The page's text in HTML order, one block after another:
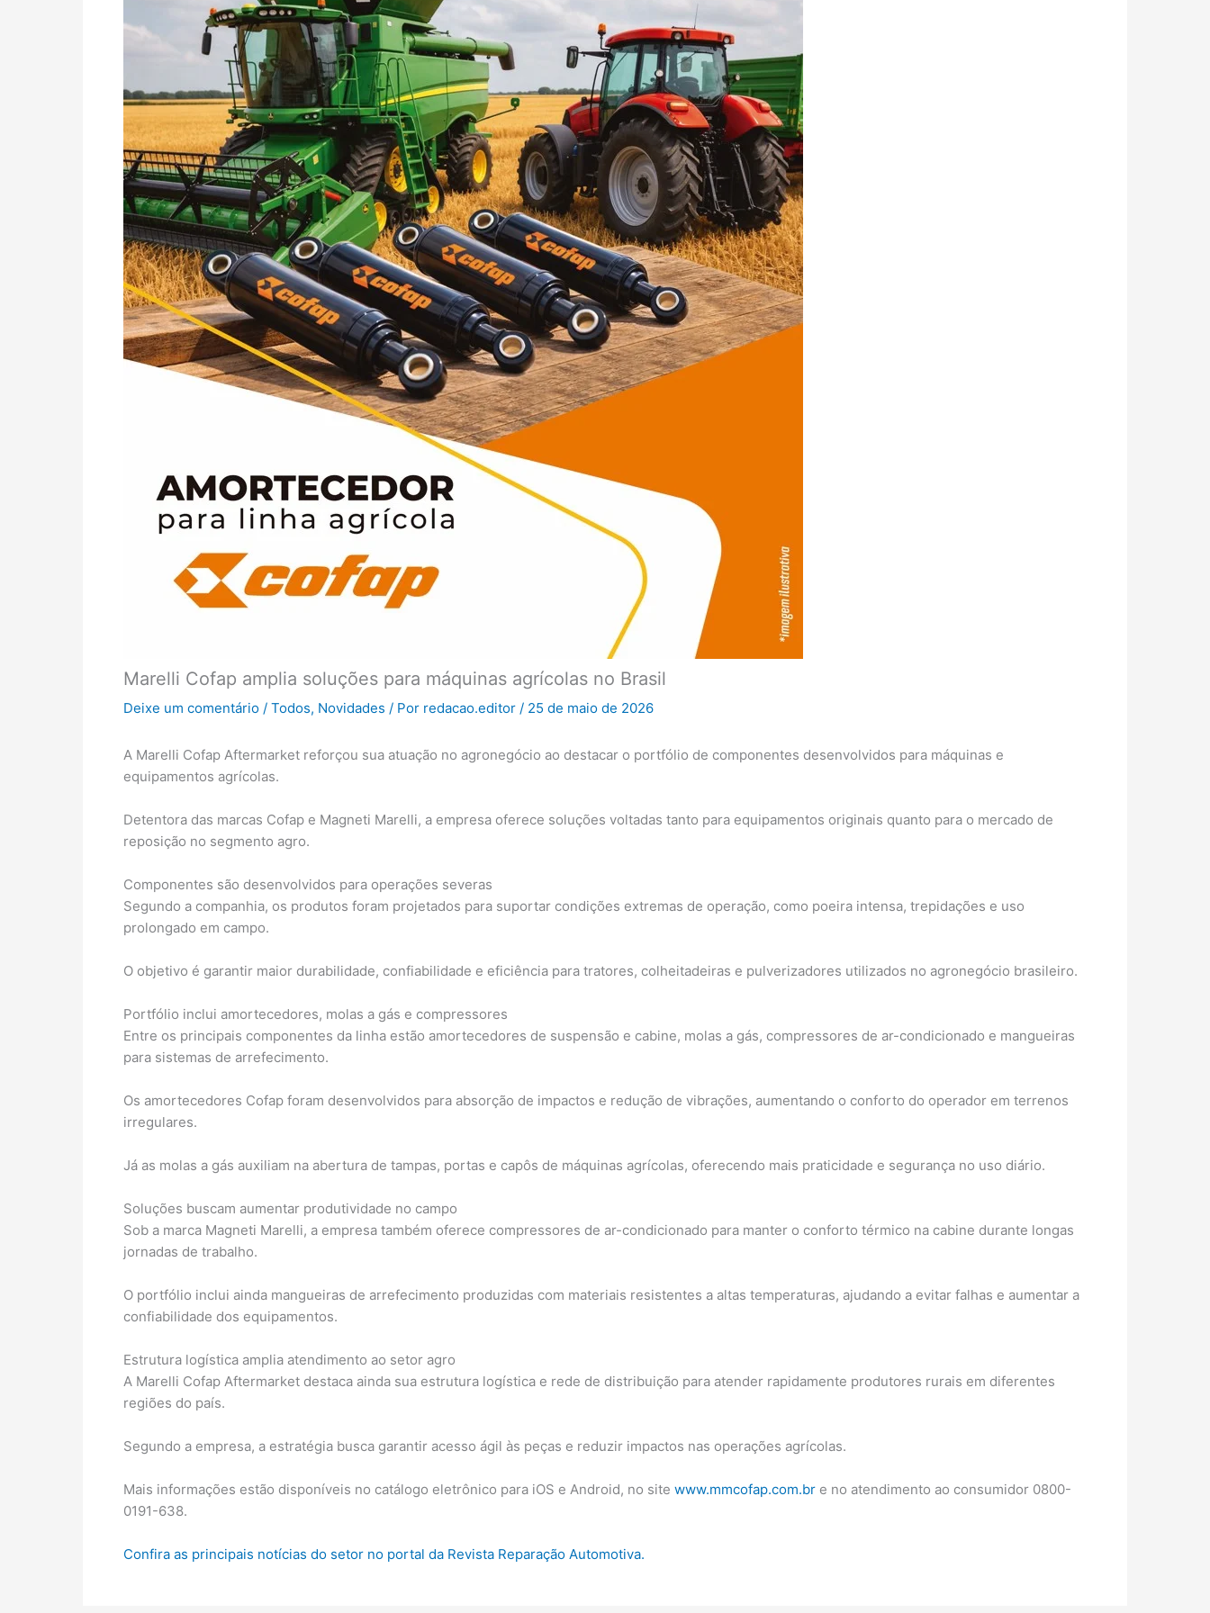
Marelli Cofap amplia soluções para máquinas agrícolas no Brasil
Deixe um comentário / Todos, Novidades / Por redacao.editor / 25 de maio de 2026
A Marelli Cofap Aftermarket reforçou sua atuação no agronegócio ao destacar o portfólio de componentes desenvolvidos para máquinas e
equipamentos agrícolas.
Detentora das marcas Cofap e Magneti Marelli, a empresa oferece soluções voltadas tanto para equipamentos originais quanto para o mercado de
reposição no segmento agro.
Componentes são desenvolvidos para operações severas
Segundo a companhia, os produtos foram projetados para suportar condições extremas de operação, como poeira intensa, trepidações e uso
prolongado em campo.
O objetivo é garantir maior durabilidade, confiabilidade e eficiência para tratores, colheitadeiras e pulverizadores utilizados no agronegócio brasileiro.
Portfólio inclui amortecedores, molas a gás e compressores
Entre os principais componentes da linha estão amortecedores de suspensão e cabine, molas a gás, compressores de ar-condicionado e mangueiras
para sistemas de arrefecimento.
Os amortecedores Cofap foram desenvolvidos para absorção de impactos e redução de vibrações, aumentando o conforto do operador em terrenos
irregulares.
Já as molas a gás auxiliam na abertura de tampas, portas e capôs de máquinas agrícolas, oferecendo mais praticidade e segurança no uso diário.
Soluções buscam aumentar produtividade no campo
Sob a marca Magneti Marelli, a empresa também oferece compressores de ar-condicionado para manter o conforto térmico na cabine durante longas
jornadas de trabalho.
O portfólio inclui ainda mangueiras de arrefecimento produzidas com materiais resistentes a altas temperaturas, ajudando a evitar falhas e aumentar a
confiabilidade dos equipamentos.
Estrutura logística amplia atendimento ao setor agro
A Marelli Cofap Aftermarket destaca ainda sua estrutura logística e rede de distribuição para atender rapidamente produtores rurais em diferentes
regiões do país.
Segundo a empresa, a estratégia busca garantir acesso ágil às peças e reduzir impactos nas operações agrícolas.
Mais informações estão disponíveis no catálogo eletrônico para iOS e Android, no site www.mmcofap.com.br e no atendimento ao consumidor 0800-
0191-638.
Confira as principais notícias do setor no portal da Revista Reparação Automotiva.